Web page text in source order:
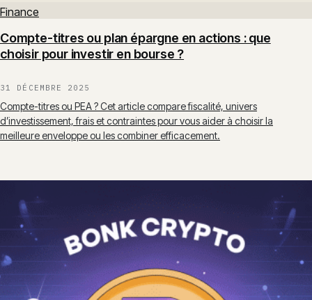
Finance
Compte-titres ou plan épargne en actions : que
choisir pour investir en bourse ?
31 DÉCEMBRE 2025
Compte-titres ou PEA ? Cet article compare fiscalité, univers
d’investissement, frais et contraintes pour vous aider à choisir la
meilleure enveloppe ou les combiner efficacement.